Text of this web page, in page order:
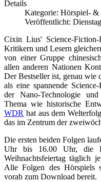
Details
Kategorie: Hörspiel-
Veröffentlicht:
Cixin Lius' Science-
Kritikern und Lesern
von einer Gruppe
allen anderen Nationen
Der Bestseller ist, genau wie
als eine spannende
der Nano-Technologie
Thema wie historische
WDR hat aus dem
das im Zentrum der
Die ersten beiden Folgen
Uhr bis 16.00 Uhr, die
Weihnachtsfeiertag täglich
Alle Folgen des Hörspiels
vorab zum Download bereit.